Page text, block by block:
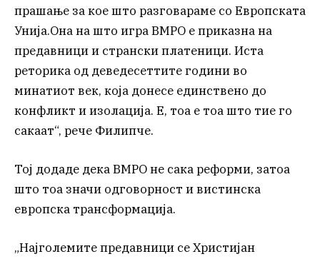
прашање за кое што разговараме со Европската
Унија.Она на што игра ВМРО е приказна на
предавници и странски платеници. Иста
реторика од деведесеттите години во
минатиот век, која донесе единствено до
конфликт и изолација. Е, тоа е тоа што тие го
сакаат“, рече Филипче.
Тој додаде дека ВМРО не сака реформи, затоа
што тоа значи одговорност и вистинска
европска трансформација.
„Најголемите предавници се Христијан